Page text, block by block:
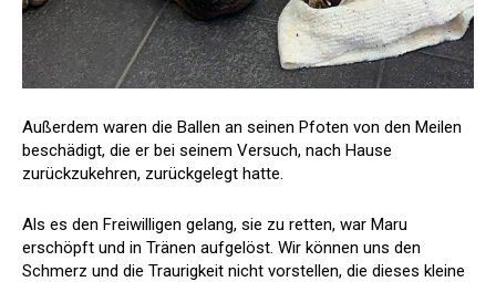
Außerdem waren die Ballen an seinen Pfoten von den Meilen
beschädigt, die er bei seinem Versuch, nach Hause
zurückzukehren, zurückgelegt hatte.
Als es den Freiwilligen gelang, sie zu retten, war Maru
erschöpft und in Tränen aufgelöst. Wir können uns den
Schmerz und die Traurigkeit nicht vorstellen, die dieses kleine